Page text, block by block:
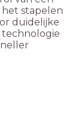
stapelen
duidelijke
technologie